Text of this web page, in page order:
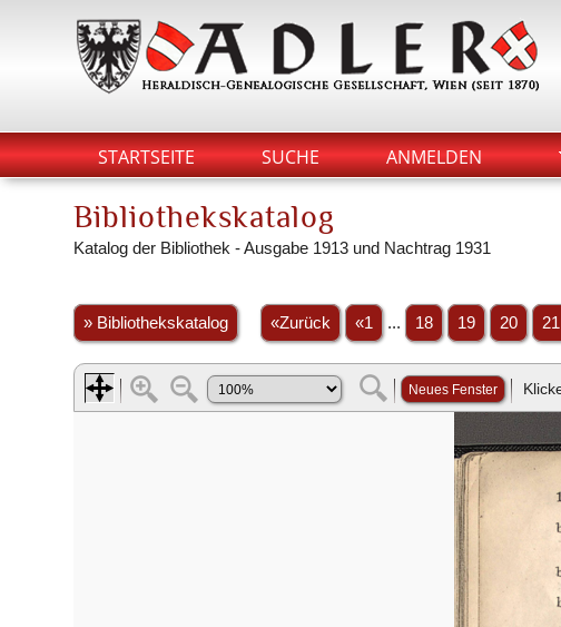
STARTSEITE SUCHE ANMELDEN
Bibliothekskatalog
Katalog der Bibliothek - Ausgabe 1913 und Nachtrag 1931
» Bibliothekskatalog «Zurück «1 ... 18 19 20 21